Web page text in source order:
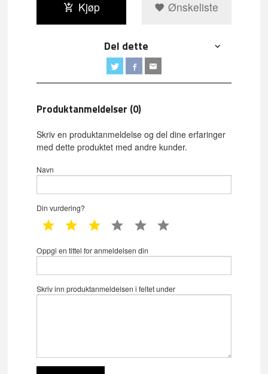
Kjøp Ønskeliste
Del dette
Produktanmeldelser (0)
Skriv en produktanmeldelse og del dine erfaringer
med dette produktet med andre kunder.
Navn
Din vurdering?
1 star 2 star 3 star 4 star 5 star
Oppgi en tittel for anmeldelsen din
Skriv inn produktanmeldelsen i feltet under